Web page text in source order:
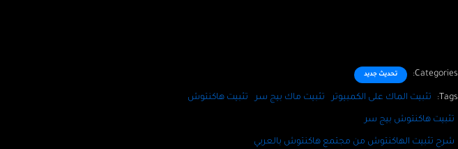
Categories: تحديث جديد
Tags: تثبيت الماك على الكمبيوتر تثبيت ماك بيج سر تثبيت هاكنتوش
تثبيت هاكنتوش بيج سر
شرح تثبيت الهاكنتوش من مجتمع هاكنتوش بالعربي